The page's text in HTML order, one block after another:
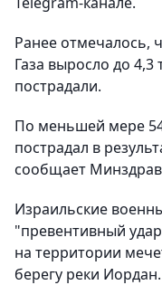
Ранее отмечалось,
Газа выросло до
пострадали.
По меньшей мере
пострадал в
сообщает
Израильские
"превентивный
на территории
берегу реки